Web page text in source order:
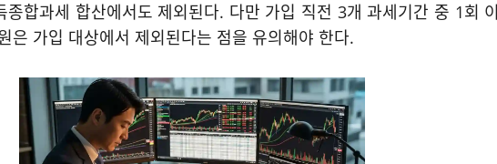
종합과세 합산에서도 제외된다. 다만 가입 직전 3개 과세기간 중 1회
은 가입 대상에서 제외된다는 점을 유의해야 한다.